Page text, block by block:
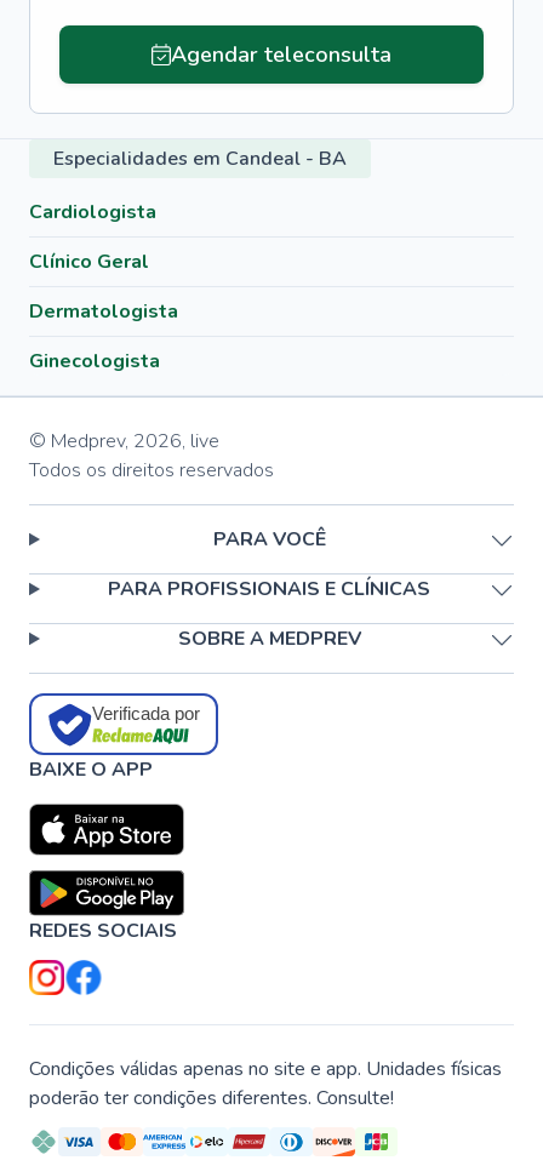
Agendar teleconsulta
Especialidades em Candeal - BA
Cardiologista
Clínico Geral
Dermatologista
Ginecologista
© Medprev, 2026, live
Todos os direitos reservados
PARA VOCÊ
PARA PROFISSIONAIS E CLÍNICAS
SOBRE A MEDPREV
Verificada por
BAIXE O APP
REDES SOCIAIS
Condições válidas apenas no site e app. Unidades físicas
poderão ter condições diferentes. Consulte!